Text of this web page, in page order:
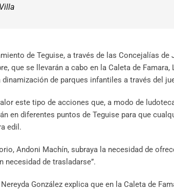
de Teguise, a través de las Concejalías
que se llevarán a cabo en la Caleta de
de parques infantiles a través del
este tipo de acciones que, a modo de
en diferentes puntos de Teguise para que
edil.
Andoni Machín, subraya la necesidad de
necesidad de trasladarse”.
González explica que en la Caleta de